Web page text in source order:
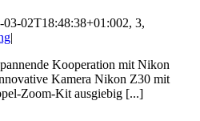
03-02T18:48:38+01:002, 3,
|
Kooperation mit Nikon
Kamera Nikon Z30 mit
Zoom-Kit ausgiebig [...]